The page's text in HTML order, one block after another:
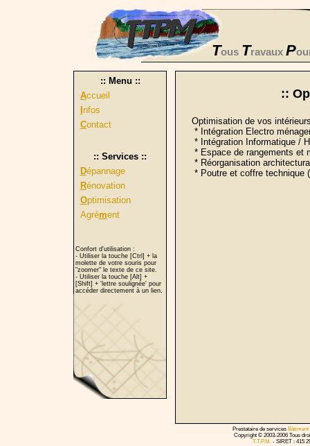
Tous Travaux P
:: Menu ::
Accueil
nfos
Contact
:: Services ::
Dépannage
Rénovation
Optimisation
Agrément
Confort d'utilisation :
- Utiliser la touche [Ctrl] + la
molette de votre souris pour
"zoomer" le texte de ce site.
- Utiliser la touche [Alt] +
[Shift] + 'lettre soulignée' pour
accéder directement à un lien.
::
Optimisation de vos
* Intégration Electro
* Intégration Informatique /
* Espace de rangements et
* Réorganisation
* Poutre et coffre technique
Prestataire de services Bâtiment
Copyright © 2003-2006 Tous
T.T.P.M. - SIRET : 415